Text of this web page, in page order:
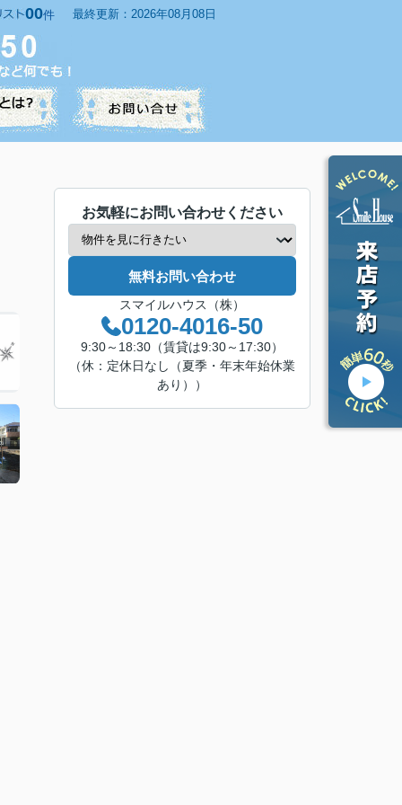
00件 最終更新：2026年08月08日
お気軽にお問い合わせください
無料お問い合わせ
スマイルハウス（株）
0120-4016-50
9:30～18:30（賃貸は9:30～17:30）
（休：定休日なし（夏季・年末年始休業
あり））